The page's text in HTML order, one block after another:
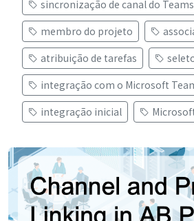
sincronização de canal do Teams
membro do projeto
atribuição de tarefas
integração com o Microsoft
integração inicial